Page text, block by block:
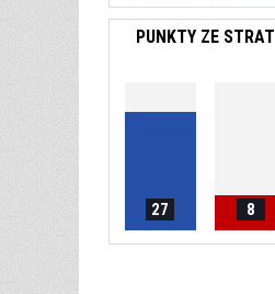
PUNKTY ZE STRAT
27 8